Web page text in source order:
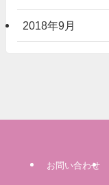
2018年9月
お問い合わせ